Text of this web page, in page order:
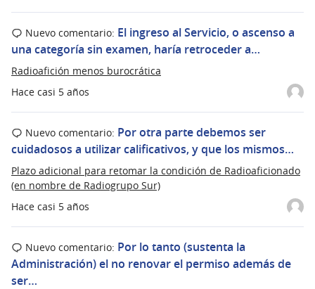
Hace casi 5 años
Nuevo comentario: El ingreso al Servicio, o ascenso a
una categoría sin examen, haría retroceder a…
Radioafición menos burocrática
Hace casi 5 años
Nuevo comentario: Por otra parte debemos ser
cuidadosos a utilizar calificativos, y que los mismos…
Plazo adicional para retomar la condición de Radioaficionado
(en nombre de Radiogrupo Sur)
Nuevo comentario: Por lo tanto (sustenta la
Administración) el no renovar el permiso además de
ser…